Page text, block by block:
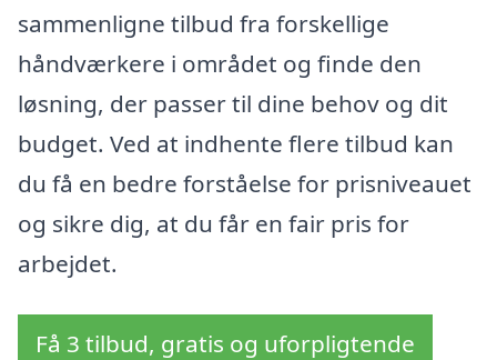
sammenligne tilbud fra forskellige
håndværkere i området og finde den
løsning, der passer til dine behov og dit
budget. Ved at indhente flere tilbud kan
du få en bedre forståelse for prisniveauet
og sikre dig, at du får en fair pris for
arbejdet.
Få 3 tilbud, gratis og uforpligtende